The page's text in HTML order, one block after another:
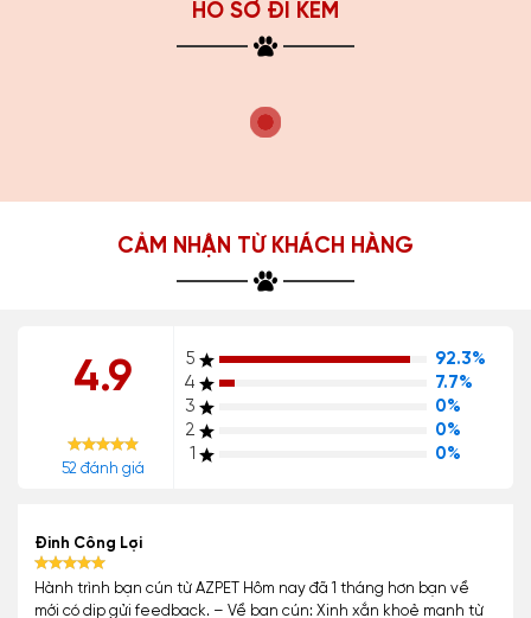
HỒ SƠ ĐI KÈM
CẢM NHẬN TỪ KHÁCH HÀNG
4.9
52 đánh giá
5
92.3%
4
7.7%
3
0%
2
0%
1
0%
Đinh Công Lợi
Hành trình bạn cún từ AZPET Hôm nay đã 1 tháng hơn bạn về
mới có dịp gửi feedback. – Về bạn cún: Xinh xắn khoẻ mạnh từ